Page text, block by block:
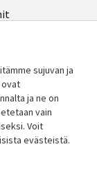
sujuvan ja
ja ne on
vain
Voit
evästeistä.